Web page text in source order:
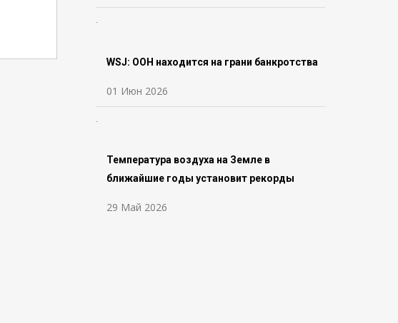
WSJ: ООН находится на грани банкротства
01 Июн 2026
Температура воздуха на Земле в
ближайшие годы установит рекорды
29 Май 2026